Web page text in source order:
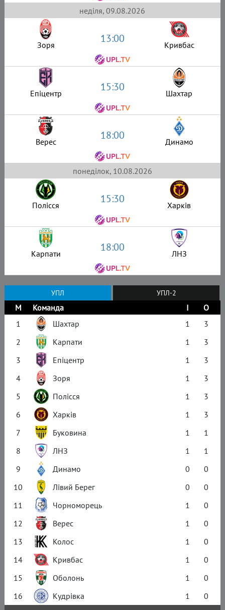
неділя, 09.08.2026
Зоря 13:00 Кривбас
Епіцентр 15:30 Шахтар
Верес 18:00 Динамо
понеділок, 10.08.2026
Полісся 15:30 Харків
Карпати 18:00 ЛНЗ
УПЛ УПЛ-2
М Команда І
О
1
Шахтар 1
3
2
Карпати 1
3
3
Епіцентр 1
3
4
Зоря 1
3
5
Полісся 1
3
6
Харків 1
3
7
Буковина 1
1
8
ЛНЗ 1
1
9
Динамо 0
0
10
Лівий Берег 0
0
11
Чорноморець 1
0
12
Верес 1
0
13
Колос 1
0
14
Кривбас 1
0
15
Оболонь 1
0
16
Кудрівка 1 0